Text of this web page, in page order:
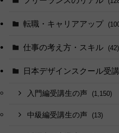
転職・キャリアアップ
仕事の考え方・スキル (42)
日本デザインスクール受
入門編受講生の声 (1,150)
中級編受講生の声 (13)